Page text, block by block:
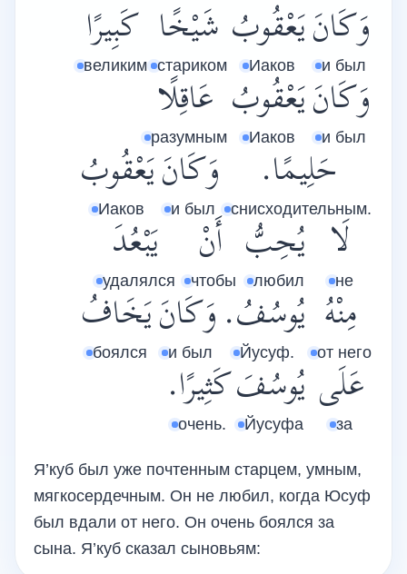
وَكَانَ
и был
يَعْقُوبُ
Иаков
شَيْخًا
стариком
كَبِيرًا
великим
وَكَانَ
и был
يَعْقُوبُ
Иаков
عَاقِلًا
разумным
حَلِيمًا.
снисходительным.
وَكَانَ
и был
يَعْقُوبُ
Иаков
لَا
не
يُحِبُّ
любил
أَنْ
чтобы
يَبْعُدَ
удалялся
مِنْهُ
от него
يُوسُفُ.
Йусуф.
وَكَانَ
и был
يَخَافُ
боялся
عَلَى
за
يُوسُفَ
Йусуфа
كَثِيرًا.
очень.
Я’куб был уже почтенным старцем, умным,
мягкосердечным. Он не любил, когда Юсуф
был вдали от него. Он очень боялся за
сына. Я’куб сказал сыновьям: